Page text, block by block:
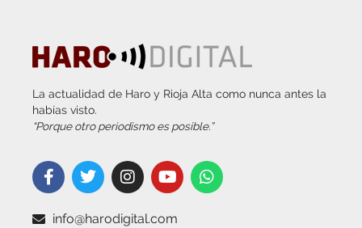
La actualidad de Haro y Rioja Alta como nunca antes la
habías visto.
“Porque otro periodismo es posible.”
info@harodigital.com